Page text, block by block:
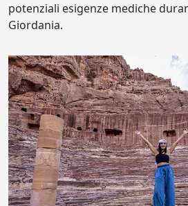
potenziali esigenze mediche
Giordania.